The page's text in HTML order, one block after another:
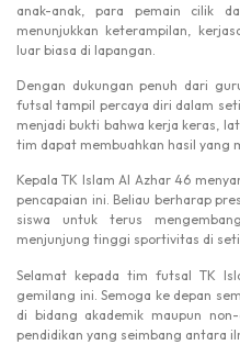
anak-anak, para pemain cilik
menunjukkan keterampilan,
luar biasa di lapangan.
Dengan dukungan penuh dari
futsal tampil percaya diri dalam
menjadi bukti bahwa kerja keras,
tim dapat membuahkan hasil yang
Kepala TK Islam Al Azhar 46
pencapaian ini. Beliau berharap
siswa untuk terus
menjunjung tinggi sportivitas di
Selamat kepada tim futsal TK
gemilang ini. Semoga ke depan
di bidang akademik maupun
pendidikan yang seimbang antara